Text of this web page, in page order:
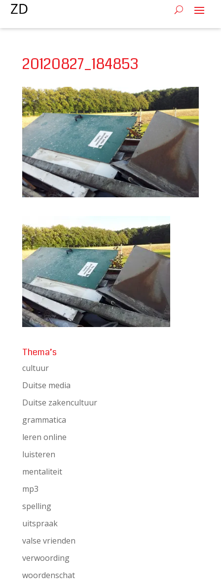
20120827_184853
Thema’s
cultuur
Duitse media
Duitse zakencultuur
grammatica
leren online
luisteren
mentaliteit
mp3
spelling
uitspraak
valse vrienden
verwoording
woordenschat